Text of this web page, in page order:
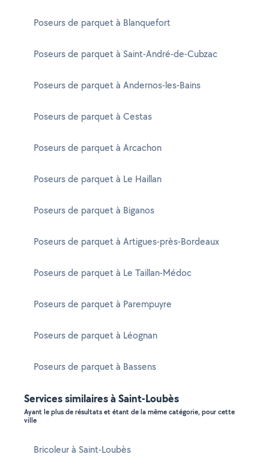
Poseurs de parquet à Blanquefort
Poseurs de parquet à Saint-André-de-Cubzac
Poseurs de parquet à Andernos-les-Bains
Poseurs de parquet à Cestas
Poseurs de parquet à Arcachon
Poseurs de parquet à Le Haillan
Poseurs de parquet à Biganos
Poseurs de parquet à Artigues-près-Bordeaux
Poseurs de parquet à Le Taillan-Médoc
Poseurs de parquet à Parempuyre
Poseurs de parquet à Léognan
Poseurs de parquet à Bassens
Services similaires à Saint-Loubès
Ayant le plus de résultats et étant de la même catégorie, pour cette
ville
Bricoleur à Saint-Loubès